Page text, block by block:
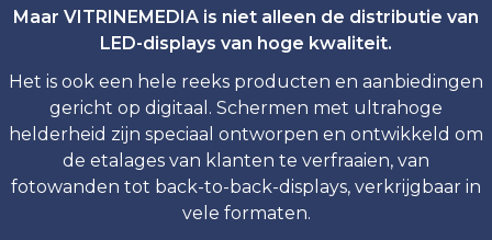
Maar VITRINEMEDIA is niet alleen de distributie van
LED-displays van hoge kwaliteit.
Het is ook een hele reeks producten en aanbiedingen
gericht op digitaal. Schermen met ultrahoge
helderheid zijn speciaal ontworpen en ontwikkeld om
de etalages van klanten te verfraaien, van
fotowanden tot back-to-back-displays, verkrijgbaar in
vele formaten.